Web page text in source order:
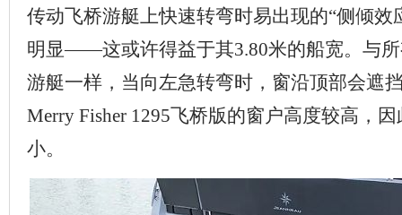
传动飞桥游艇上快速转弯时易出现的“侧倾效
明显——这或许得益于其3.80米的船宽。与
游艇一样，当向左急转弯时，窗沿顶部会遮
Merry Fisher 1295飞桥版的窗户高度较高，
小。